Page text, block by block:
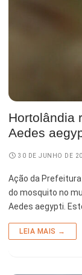
Hortolândia
Aedes
30 DE JUNHO DE
Ação da
do mosquito no
Aedes aegypti.
LEIA MAIS →